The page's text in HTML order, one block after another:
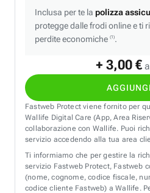
+ 3,00 €
AGGIUNGI
Inclusa per te la polizza
protegge dalle frodi online e ti
perdite economiche (1).
Fastweb Protect viene fornito per
Wallife Digital Care (App, Area
collaborazione con Wallife. Puoi
servizio accedendo alla tua area
Ti informiamo che per gestire la
servizio Fastweb Protect, Fastweb
(nome, cognome, codice fiscale,
codice cliente Fastweb) a Wallife.